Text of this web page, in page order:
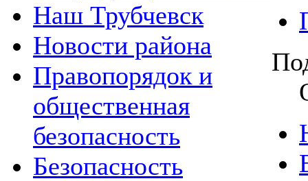
Наш Трубчевск
Новости района
Правопорядок и
общественная
безопасность
Безопасность